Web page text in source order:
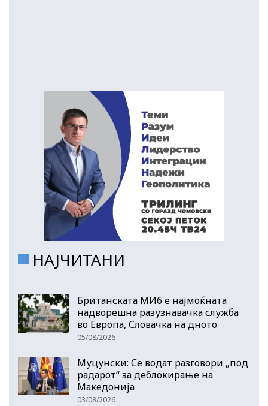
НАЈЧИТАНИ
Британската МИ6 е најмоќната
надворешна разузнавачка служба
во Европа, Словачка на дното
05/08/2026
Муцунски: Се водат разговори „под
радарот“ за деблокирање на
Македонија
03/08/2026